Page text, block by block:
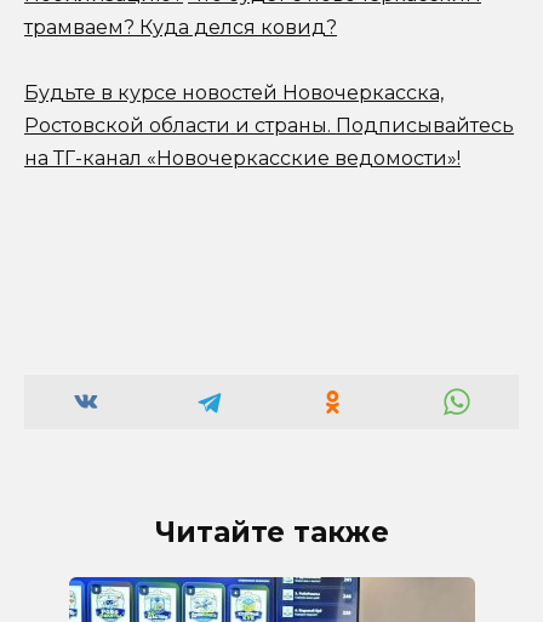
трамваем? Куда делся ковид?
Будьте в курсе новостей Новочеркасска,
Ростовской области и страны. Подписывайтесь
на ТГ-канал «Новочеркасские ведомости»!
Читайте также